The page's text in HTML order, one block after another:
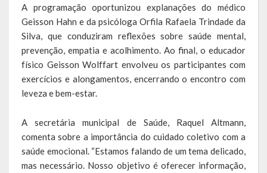
Agricultura
Fazenda
Obras e Viação
Saúde
Serviços Urbanos
Legislação
A programação oportunizou explanações do médico
Geisson Hahn e da psicóloga Orfila Rafaela Trindade da
Silva, que conduziram reflexões sobre saúde mental,
prevenção, empatia e acolhimento. Ao final, o educador
físico Geisson Wolffart envolveu os participantes com
exercícios e alongamentos, encerrando o encontro com
leveza e bem-estar.
A secretária municipal de Saúde, Raquel Altmann,
comenta sobre a importância do cuidado coletivo com a
saúde emocional. “Estamos falando de um tema delicado,
mas necessário. Nosso objetivo é oferecer informação,